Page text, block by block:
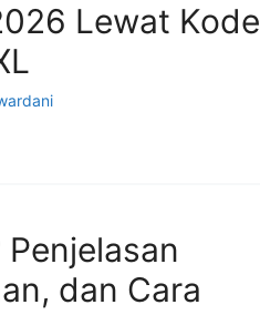
Lewat Kode
dan Cara